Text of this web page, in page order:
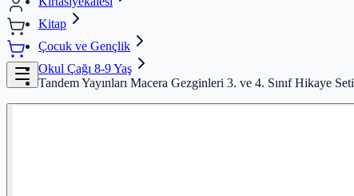
Kitap
Çocuk ve Gençlik
Okul Çağı 8-9 Yaş
Tandem Yayınları Macera Gezginleri 3. ve 4. Sınıf Hikaye Seti